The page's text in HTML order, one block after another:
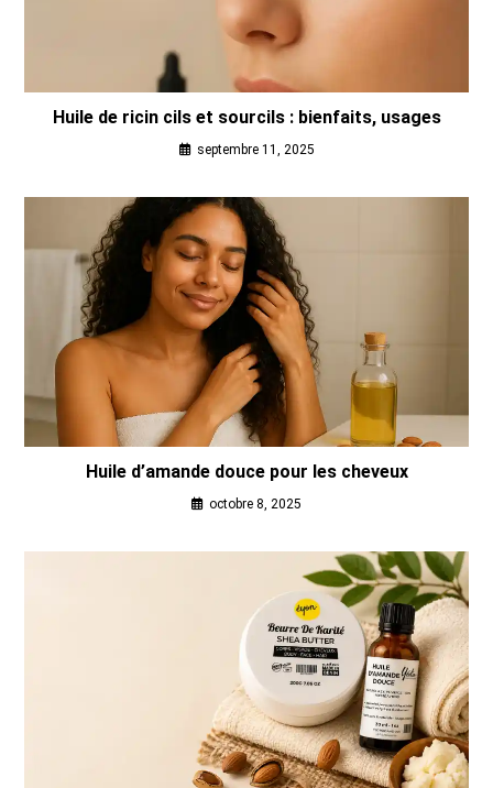
Huile de ricin cils et sourcils : bienfaits, usages
septembre 11, 2025
Huile d’amande douce pour les cheveux
octobre 8, 2025